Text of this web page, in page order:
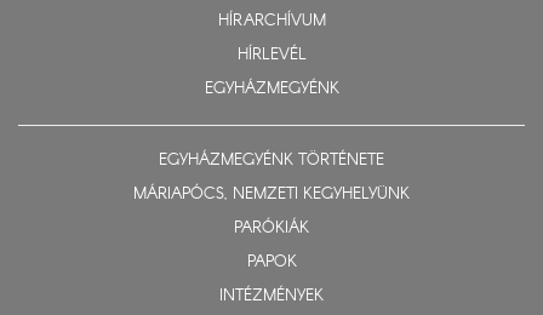
HÍRARCHÍVUM
HÍRLEVÉL
EGYHÁZMEGYÉNK
EGYHÁZMEGYÉNK TÖRTÉNETE
MÁRIAPÓCS, NEMZETI KEGYHELYÜNK
PARÓKIÁK
PAPOK
INTÉZMÉNYEK